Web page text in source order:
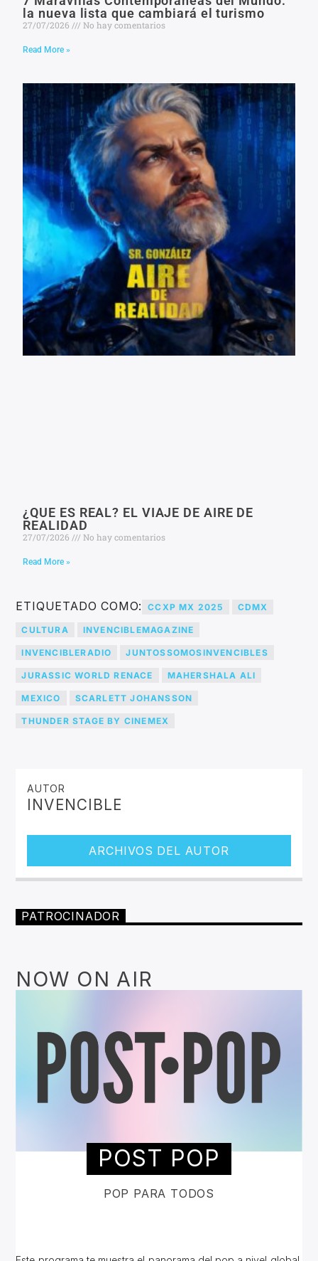
la nueva lista que cambiará el turismo
27/07/2026 No hay comentarios
Read More »
¿QUE ES REAL? EL VIAJE DE AIRE DE
REALIDAD
27/07/2026 No hay comentarios
Read More »
ETIQUETADO COMO: CCXP MX 2025 CDMX
CULTURA INVENCIBLEMAGAZINE
INVENCIBLERADIO JUNTOSSOMOSINVENCIBLES
JURASSIC WORLD RENACE MAHERSHALA ALI
MEXICO SCARLETT JOHANSSON
THUNDER STAGE BY CINEMEX
AUTOR
INVENCIBLE
ARCHIVOS DEL AUTOR
PATROCINADOR
NOW ON AIR
POST POP
POP PARA TODOS